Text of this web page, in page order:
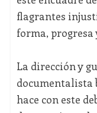
flagrantes
forma,
La dirección y
documentalista
hace con este